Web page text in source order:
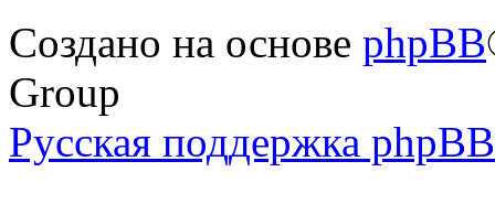
Создано на основе phpBB
Group
Русская поддержка phpBB